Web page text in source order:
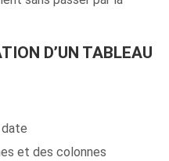
D’UN TABLEAU
et des colonnes